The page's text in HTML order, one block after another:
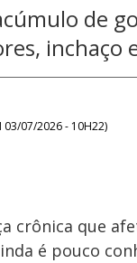
de
inchaço
03/07/2026 - 10H22)
crônica que
é pouco